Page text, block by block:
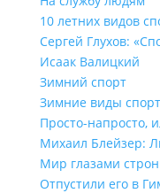
10 летних видов
Сергей Глухов:
Исаак Валицкий
Зимний спорт
Зимние виды
Просто-напросто,
Михаил Блейзер:
Мир глазами
Отпустили его в